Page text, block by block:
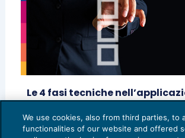
Le 4 fasi tecniche
dell’OIC 34
BILANCIO17/01/2024
diFabio Landuzzie Sara Geslao
We use cookies, also from third parties, to
functionalities of our website and offered